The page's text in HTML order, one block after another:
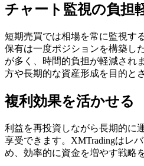
チャート監視の負担
短期売買では相場を常に監視す
保有は一度ポジションを構築し
が多く、時間的負担が軽減され
方や長期的な資産形成を目的と
複利効果を活かせる
利益を再投資しながら長期的に
享受できます。XMTradingはレ
め、効率的に資金を増やす戦略